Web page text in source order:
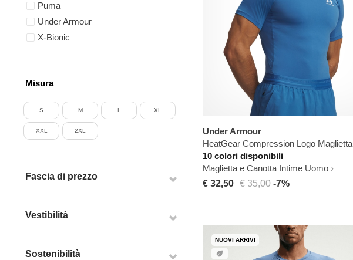
Puma
Under Armour
X-Bionic
Misura
S M L XL
XXL 2XL
Fascia di prezzo
Vestibilità
Sostenibilità
Under Armour
HeatGear Compression Logo Maglietta
10 colori disponibili
Maglietta e Canotta Intime Uomo
€ 32,50 € 35,00 -7%
NUOVI ARRIVI